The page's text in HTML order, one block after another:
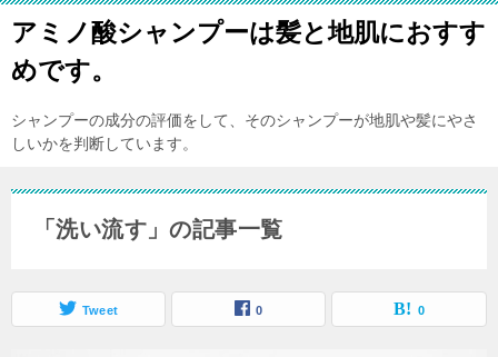
アミノ酸シャンプーは髪と地肌におすす
めです。
シャンプーの成分の評価をして、そのシャンプーが地肌や髪にやさ
しいかを判断しています。
「洗い流す」の記事一覧
Tweet 0 0